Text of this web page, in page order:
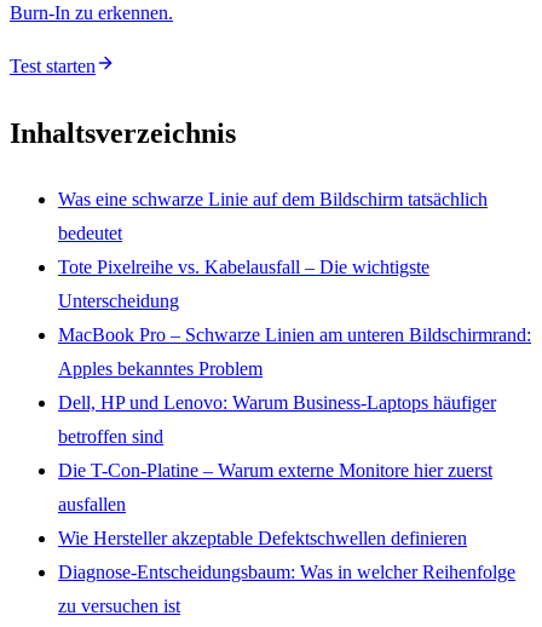
Burn-In zu erkennen.
Test starten
Inhaltsverzeichnis
Was eine schwarze Linie auf dem Bildschirm tatsächlich
bedeutet
Tote Pixelreihe vs. Kabelausfall – Die wichtigste
Unterscheidung
MacBook Pro – Schwarze Linien am unteren Bildschirmrand:
Apples bekanntes Problem
Dell, HP und Lenovo: Warum Business-Laptops häufiger
betroffen sind
Die T-Con-Platine – Warum externe Monitore hier zuerst
ausfallen
Wie Hersteller akzeptable Defektschwellen definieren
Diagnose-Entscheidungsbaum: Was in welcher Reihenfolge
zu versuchen ist